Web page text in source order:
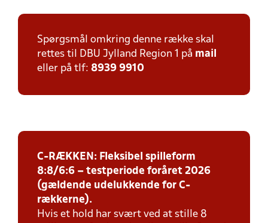
Spørgsmål omkring denne række skal
rettes til DBU Jylland Region 1 på mail
eller på tlf: 8939 9910
C-RÆKKEN: Fleksibel spilleform
8:8/6:6 – testperiode foråret 2026
(gældende udelukkende for C-
rækkerne).
Hvis et hold har svært ved at stille 8